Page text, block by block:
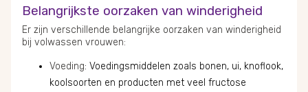
Belangrijkste oorzaken van winderigheid
Er zijn verschillende belangrijke oorzaken van winderigheid
bij volwassen vrouwen:
Voeding: Voedingsmiddelen zoals bonen, ui, knoflook,
koolsoorten en producten met veel fructose